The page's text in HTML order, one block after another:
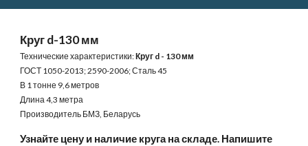
Круг d-130 мм
Технические характеристики:Круг d - 130 мм
ГОСТ 1050-2013; 2590-2006; Сталь 45
В 1 тонне 9,6 метров
Длина 4,3 метра
Производитель БМЗ, Беларусь
Узнайте цену и наличие круга на складе. Напишите